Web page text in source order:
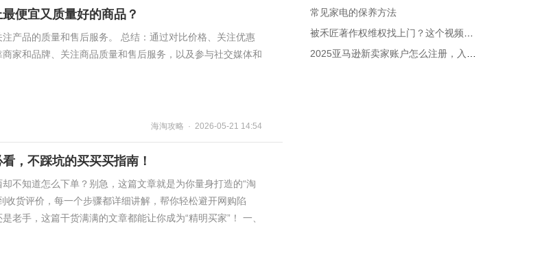
便宜又质量好的商品？
产品的质量和售后服务。 总结：通过对比价格、关注优惠
家和品牌、关注商品质量和售后服务，以及参与社交媒体和
海淘攻略 · 2026-05-21 14:54
，不踩坑的买买买指南！
不知道怎么下单？别急，这篇文章就是为你量身打造的“淘
收货评价，每一个步骤都详细讲解，帮你轻松避开网购陷
老手，这篇干货满满的文章都能让你成为“精明买家”！ 一、
常见家电的保养方法